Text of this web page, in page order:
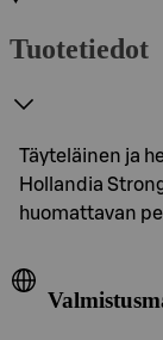
Tuotetiedot
Täyteläinen ja
Hollandia
huomattavan